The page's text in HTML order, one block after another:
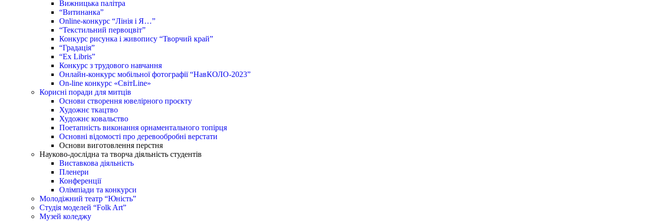
Вижницька палітра
“Витинанка”
Online-конкурс “Лінія і Я…”
“Текстильний первоцвіт”
Конкурс рисунка і живопису “Творчий край”
“Градація”
“Ex Libris”
Конкурс з трудового навчання
Онлайн-конкурс мобільної фотографії “НавКОЛО-2023”
On-line конкурс «СвітLine»
Корисні поради для митців
Основи створення ювелірного проєкту
Художнє ткацтво
Художнє ковальство
Поетапність виконання орнаментального топірця
Основні відомості про деревообробні верстати
Основи виготовлення перстня
Науково-дослідна та творча діяльність студентів
Виставкова діяльність
Пленери
Конференції
Олімпіади та конкурси
Молодіжний театр “Юність”
Студія моделей “Folk Art”
Музей коледжу